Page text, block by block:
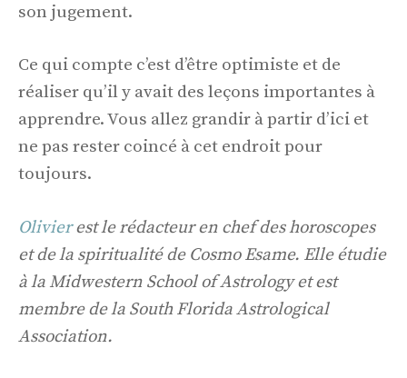
son jugement.
Ce qui compte c’est d’être optimiste et de
réaliser qu’il y avait des leçons importantes à
apprendre. Vous allez grandir à partir d’ici et
ne pas rester coincé à cet endroit pour
toujours.
Olivierest le rédacteur en chef des horoscopes
et de la spiritualité de Cosmo Esame. Elle étudie
à la Midwestern School of Astrology et est
membre de la South Florida Astrological
Association.